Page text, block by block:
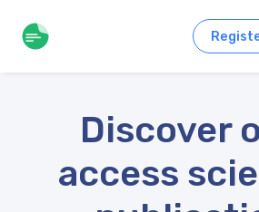
Discover
access